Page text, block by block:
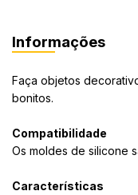
Informações
Faça objetos
bonitos.
Compatibilidade
Os moldes de silicone
Características